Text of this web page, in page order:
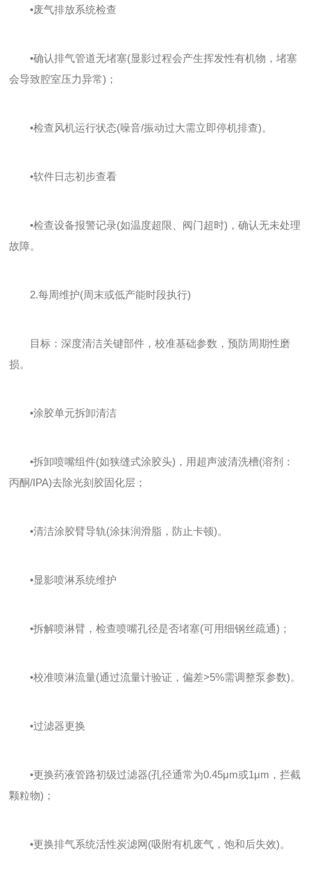
•废气排放系统检查
•确认排气管道无堵塞(显影过程会产生挥发性有机物，堵塞
会导致腔室压力异常)；
•检查风机运行状态(噪音/振动过大需立即停机排查)。
•软件日志初步查看
•检查设备报警记录(如温度超限、阀门超时)，确认无未处理
故障。
2.每周维护(周末或低产能时段执行)
目标：深度清洁关键部件，校准基础参数，预防周期性磨
损。
•涂胶单元拆卸清洁
•拆卸喷嘴组件(如狭缝式涂胶头)，用超声波清洗槽(溶剂：
丙酮/IPA)去除光刻胶固化层；
•清洁涂胶臂导轨(涂抹润滑脂，防止卡顿)。
•显影喷淋系统维护
•拆解喷淋臂，检查喷嘴孔径是否堵塞(可用细钢丝疏通)；
•校准喷淋流量(通过流量计验证，偏差>5%需调整泵参数)。
•过滤器更换
•更换药液管路初级过滤器(孔径通常为0.45μm或1μm，拦截
颗粒物)；
•更换排气系统活性炭滤网(吸附有机废气，饱和后失效)。